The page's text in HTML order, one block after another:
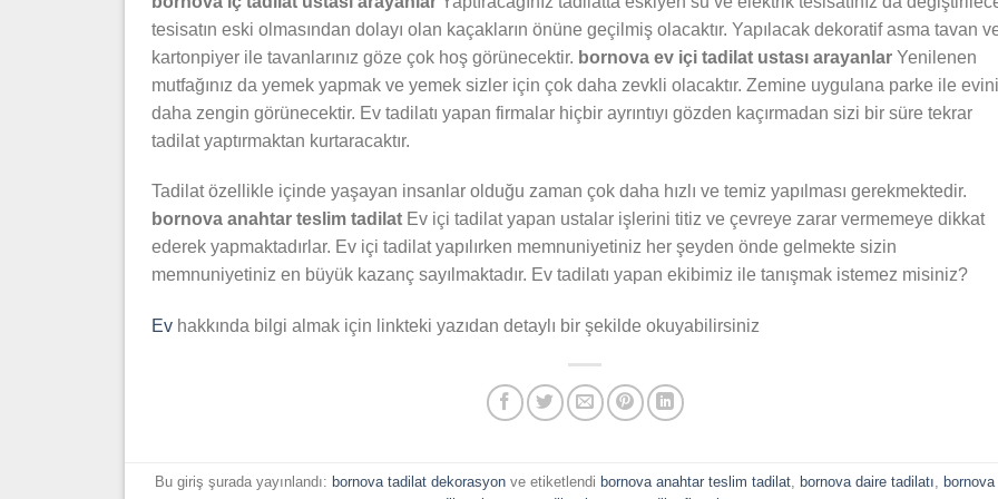
tesisatın eski olmasından dolayı olan kaçakların önüne geçilmiş olacaktır. Yapılacak dekoratif asma tavan
kartonpiyer ile tavanlarınız göze çok hoş görünecektir. bornova ev içi tadilat ustası arayanlar Yenilenen
mutfağınız da yemek yapmak ve yemek sizler için çok daha zevkli olacaktır. Zemine uygulana parke ile
daha zengin görünecektir. Ev tadilatı yapan firmalar hiçbir ayrıntıyı gözden kaçırmadan sizi bir süre tekrar
tadilat yaptırmaktan kurtaracaktır.
Tadilat özellikle içinde yaşayan insanlar olduğu zaman çok daha hızlı ve temiz yapılması gerekmektedir.
bornova anahtar teslim tadilat Ev içi tadilat yapan ustalar işlerini titiz ve çevreye zarar vermemeye dikkat
ederek yapmaktadırlar. Ev içi tadilat yapılırken memnuniyetiniz her şeyden önde gelmekte sizin
memnuniyetiniz en büyük kazanç sayılmaktadır. Ev tadilatı yapan ekibimiz ile tanışmak istemez misiniz?
Ev hakkında bilgi almak için linkteki yazıdan detaylı bir şekilde okuyabilirsiniz
Bu giriş şurada yayınlandı: bornova tadilat dekorasyonve etiketlendi bornova anahtar teslim tadilat, bornova daire tadilatı bornova